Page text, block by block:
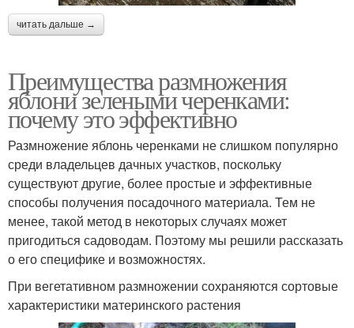
читать дальше →
Преимущества размножения
яблони зелеными черенками:
почему это эффективно
Размножение яблонь черенками не слишком популярно
среди владельцев дачных участков, поскольку
существуют другие, более простые и эффективные
способы получения посадочного материала. Тем не
менее, такой метод в некоторых случаях может
пригодиться садоводам. Поэтому мы решили рассказать
о его специфике и возможностях.
При вегетативном размножении сохраняются сортовые
характеристики материнского растения